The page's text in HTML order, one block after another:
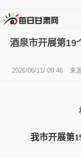
酒泉市开展第19
2026/06/11/ 09:46 来
我市开展第